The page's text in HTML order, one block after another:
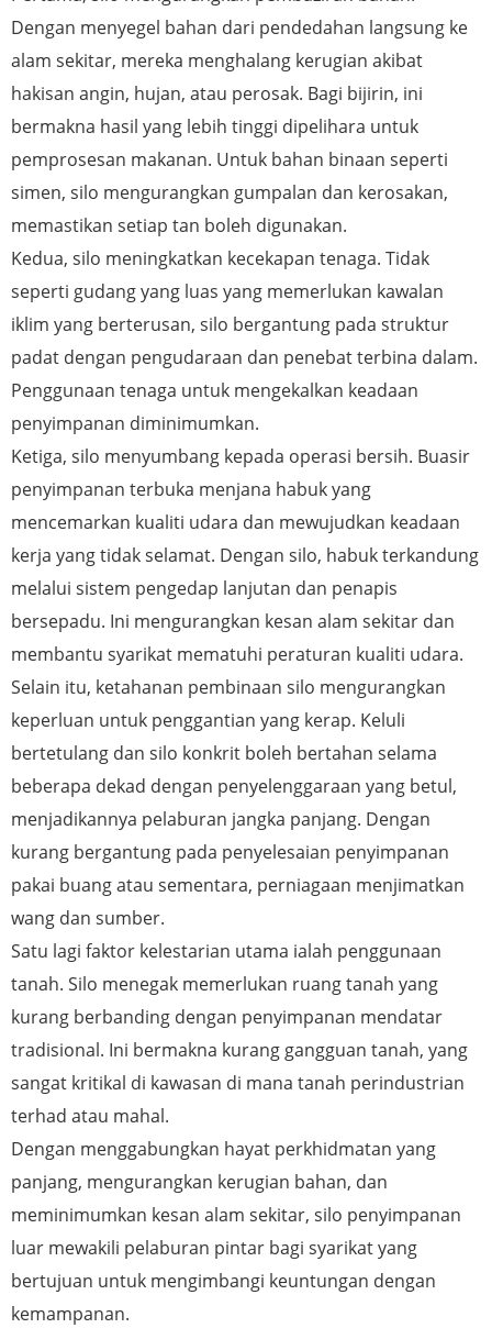
Dengan menyegel bahan dari pendedahan langsung ke
alam sekitar, mereka menghalang kerugian akibat
hakisan angin, hujan, atau perosak. Bagi bijirin, ini
bermakna hasil yang lebih tinggi dipelihara untuk
pemprosesan makanan. Untuk bahan binaan seperti
simen, silo mengurangkan gumpalan dan kerosakan,
memastikan setiap tan boleh digunakan.
Kedua, silo meningkatkan kecekapan tenaga. Tidak
seperti gudang yang luas yang memerlukan kawalan
iklim yang berterusan, silo bergantung pada struktur
padat dengan pengudaraan dan penebat terbina dalam.
Penggunaan tenaga untuk mengekalkan keadaan
penyimpanan diminimumkan.
Ketiga, silo menyumbang kepada operasi bersih. Buasir
penyimpanan terbuka menjana habuk yang
mencemarkan kualiti udara dan mewujudkan keadaan
kerja yang tidak selamat. Dengan silo, habuk terkandung
melalui sistem pengedap lanjutan dan penapis
bersepadu. Ini mengurangkan kesan alam sekitar dan
membantu syarikat mematuhi peraturan kualiti udara.
Selain itu, ketahanan pembinaan silo mengurangkan
keperluan untuk penggantian yang kerap. Keluli
bertetulang dan silo konkrit boleh bertahan selama
beberapa dekad dengan penyelenggaraan yang betul,
menjadikannya pelaburan jangka panjang. Dengan
kurang bergantung pada penyelesaian penyimpanan
pakai buang atau sementara, perniagaan menjimatkan
wang dan sumber.
Satu lagi faktor kelestarian utama ialah penggunaan
tanah. Silo menegak memerlukan ruang tanah yang
kurang berbanding dengan penyimpanan mendatar
tradisional. Ini bermakna kurang gangguan tanah, yang
sangat kritikal di kawasan di mana tanah perindustrian
terhad atau mahal.
Dengan menggabungkan hayat perkhidmatan yang
panjang, mengurangkan kerugian bahan, dan
meminimumkan kesan alam sekitar, silo penyimpanan
luar mewakili pelaburan pintar bagi syarikat yang
bertujuan untuk mengimbangi keuntungan dengan
kemampanan.